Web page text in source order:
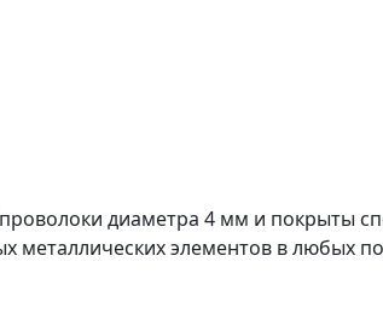
диаметра 4 мм и покрыты
металлических элементов в любых